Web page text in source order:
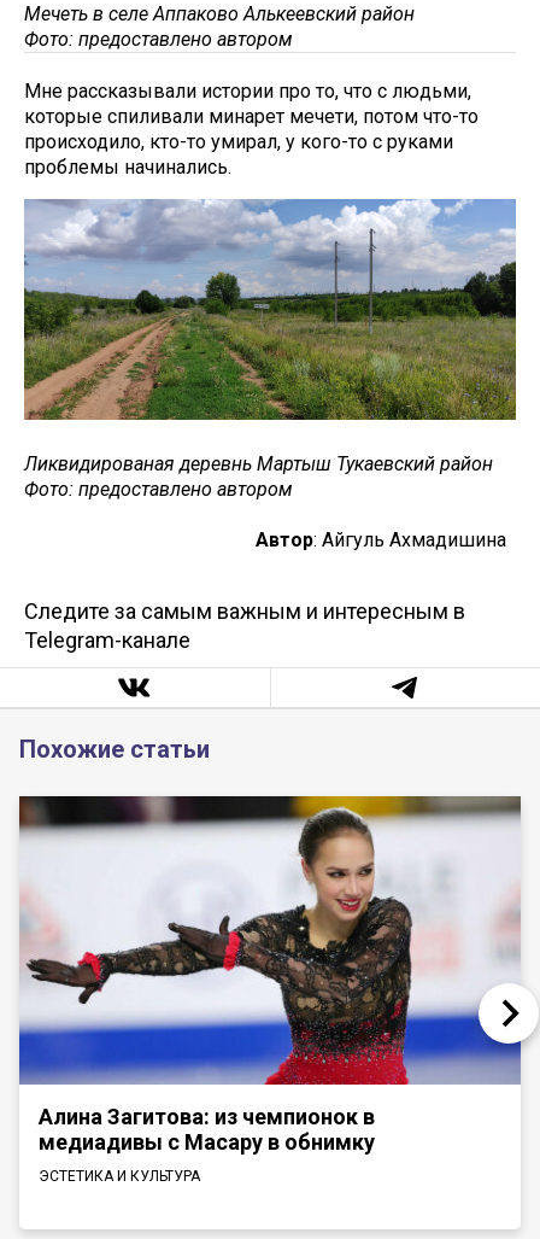
Мечеть в селе Аппаково Алькеевский район
Фото: предоставлено автором
Мне рассказывали истории про то, что с людьми,
которые спиливали минарет мечети, потом что-то
происходило, кто-то умирал, у кого-то с руками
проблемы начинались.
Ликвидированая деревнь Мартыш Тукаевский район
Фото: предоставлено автором
Автор: Айгуль Ахмадишина
Следите за самым важным и интересным в
Telegram-канале
Похожие статьи
Алина Загитова: из чемпионок в
медиадивы с Масару в обнимку
ЭСТЕТИКА И КУЛЬТУРА